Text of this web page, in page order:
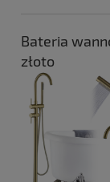
Bateria
złoto